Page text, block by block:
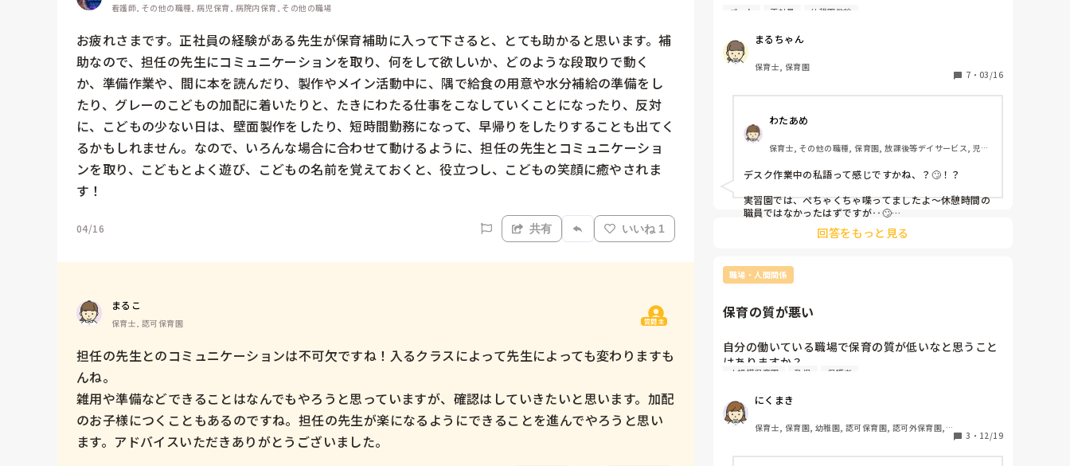
看護師, その他の職種, 病児保育, 病院内保育, その他の職場
お疲れさまです。正社員の経験がある先生が保育補助に入って下さると、とても助かると思います。補
助なので、担任の先生にコミュニケーションを取り、何をして欲しいか、どのような段取りで動く
か、準備作業や、間に本を読んだり、製作やメイン活動中に、隅で給食の用意や水分補給の準備をし
たり、グレーのこどもの加配に着いたりと、たきにわたる仕事をこなしていくことになったり、反対
に、こどもの少ない日は、壁面製作をしたり、短時間勤務になって、早帰りをしたりすることも出てく
るかもしれません。なので、いろんな場合に合わせて動けるように、担任の先生とコミュニケーショ
ンを取り、こどもとよく遊び、こどもの名前を覚えておくと、役立つし、こどもの笑顔に癒やされま
す！
04/16 共有 いいね 1
まるこ
保育士, 認可保育園 質問主
担任の先生とのコミュニケーションは不可欠ですね！入るクラスによって先生によっても変わりますも
んね。
雑用や準備などできることはなんでもやろうと思っていますが、確認はしていきたいと思います。加配
のお子様につくこともあるのですね。担任の先生が楽になるようにできることを進んでやろうと思い
ます。アドバイスいただきありがとうございました。
の体制はかわりません。指示しなくても雰囲気でわか
ってくれないのか？延長の流れを変えた事、気になる
子などその都度、それぞれの先生に子どもの名前を出
しながら説明やお願いをしてます。でも、数週間たっ
たら忘れてる？人任せ？て感じです。言い疲れた時
付かない先生に直接子どもを連れて手渡したり…「今
から保護者対応します！私、抜けますね！」などと声
を出して先生達に全体を見てほしい…とアピールしま
す。ここまでしないとダメなんですかね？
今月から延長に療育を辞めた幼児の加配児が1人加わ
りもう大変…かなり乱暴で他にもきょうだいがいて大
人がそれぞれ1人ずつ取られる。乳幼児合同でその加
配児が暴れ出しても他のパートさんは、固まってるだ
しない。私がすぐに間に入り引き離しました
てました。加配児が寝転がりながら地団駄踏んでパニ
ックに…１歳児が加配児の足もとの側にいればどうな
中央で暴れてる子の周りに0〜5歳の子ども達が10人弱
座っていても（名前呼び中）パートさん達誰1人も子
私が、すぐに加配児を抱き抱えてその場から離す（正
規も加わる2人がかりじゃないと無理）…延長保育の
進行は、止まったまま…パートさん達は、数分間子ど
も達と座ってこちらの様子を見てるだけ…私は、仕方
がなく暴れてる子の対応しながら「〇〇先生（資格も
て動かしてパッと見て分かるようにしました。
後は、その時に必要な指示は都度出します。
申し送りノートなどに、このような場合はこうするな
ど、臨機応変に対応願います、のように記述しました。
手間にはなりますが、予防策にはなります。目を通して
いただいていますか？と。
延長保育ノート、的な感じでつくってもいいかもしれま
せん。
言ってしまえば、私たち大人は指示待ち人間がほとんど
だと思います。
なぜなら、それまでの教育や子育てがそうだったから。
「こうしなさい」「あれしなさい」
ですから、積極的に考えて、いわゆる主体性をもって動
す。
そう思うと、指示がないと何もできない、わからないん
ここ10年です。保育や教育において子どもの主体性を育
てましょう、と言われてきたのは。
り難いこと。なので、仕掛けていってほしいです。負担
にならない程度に。
どうしたら自分で考えて動けるか。
その一歩が、自分で自分のその日の役割を見ること、か
私が働いている職場では、保育室を出て別室で休憩を
休憩時間は自然と私語があり、1人の空間はない感じ
です。
業をしている職員と交代します。
休憩が終わって子どもたちが起きるまでは1時間以上
ある先生もいます。
ながら作業でずっとプライベートの話や仕事に関係な
い話をする職員もいます。
作業しながら気を遣って聞いてる先生もいます。
仕事はしてるけど、話の内容的には休憩時間外なのに
なーと思うんですが、みなさんの職場はどうですか？
せめて仕事の話に関係すること話せばいいのにと思っ
あと、仕事中にプライベートな話を聞かされるの嫌じ
思われるので私は嫌だなーと感じます。
（休憩時間に他人のプライベート聞くのもそんなに好
きではないです。自分の時間が欲しいと思ってしまう
派です。）
パート 正社員 幼稚園教諭
まるちゃん
保育士, 保育園
7 ・ 03/16
わたあめ
保育士, その他の職種, 保育園, 放課後等デイサービス, 児童
デスク作業中の私語って感じですかね、？🙄！？
実習園では、ぺちゃくちゃ喋ってましたよ〜休憩時間の
職員ではなかったはずですが‥🙄
特に実習生でそこの場で休憩しろって、しかも休憩時間
仕事与えられて困りました🙄
園長先生が「見て〜これ〜」って、実習生の私に
回答をもっと見る
職場・人間関係
保育の質が悪い
自分の働いている職場で保育の質が低いなと思うこと
はありますか？
保育の質が低すぎると感じています。
0.1.2の小規模園なのですが例をあげますと
・0歳児で歩きたてで歩行も不安定なのに1歳児と混ざ
小規模保育園 乳児 保護者
にくまき
保育士, 保育園, 幼稚園, 認可保育園, 認可外保育園,
3 ・ 12/19